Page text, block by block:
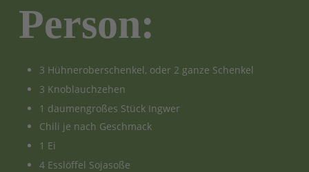
Person:
3 Hühneroberschenkel, oder 2 ganze Schenkel
3 Knoblauchzehen
1 daumengroßes Stück Ingwer
Chili je nach Geschmack
1 Ei
4 Esslöffel Sojasoße